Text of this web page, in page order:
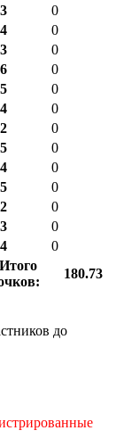
0
0
0
0
0
0
0
0
0
0
0
0
0
Итого
180.73
до